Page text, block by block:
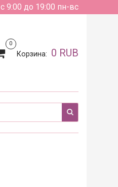
9:00 до 19:00 пн-вс
0
Корзина: 0 RUB